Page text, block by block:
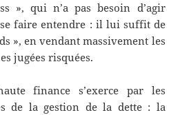
», qui n’a pas besoin d’agir
faire entendre : il lui suffit de
», en vendant massivement les
jugées risquées.
finance s’exerce par les
de la gestion de la dette : la